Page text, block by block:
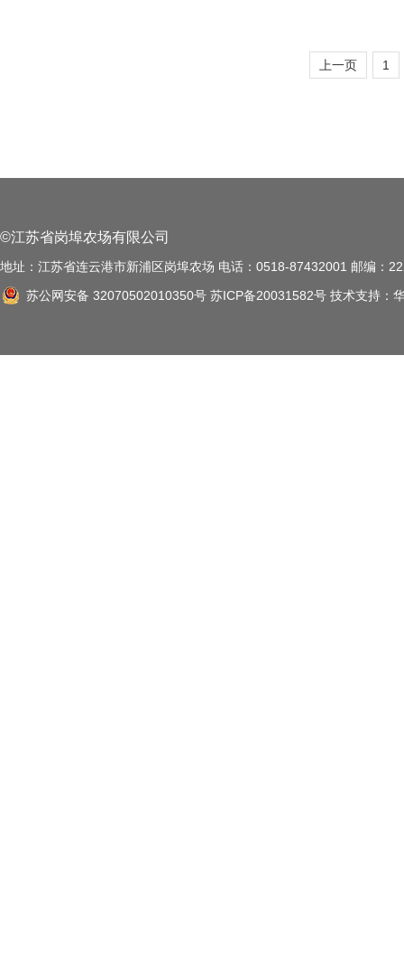
上一页 1
©江苏省岗埠农场有限公司
地址：江苏省连云港市新浦区岗埠农场 电话：0518-87432001 邮编：
苏公网安备 32070502010350号 苏ICP备20031582号 技术支持：